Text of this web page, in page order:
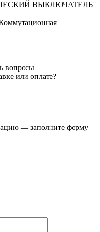
ВЫКЛЮЧАТЕЛЬ
вопросы
или оплате?
— заполните форму